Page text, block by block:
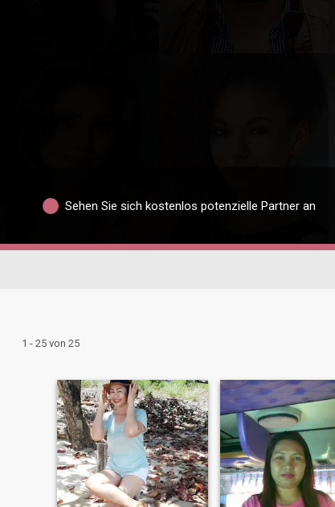
Sehen Sie sich kostenlos potenzielle Partner an
1 - 25 von 25